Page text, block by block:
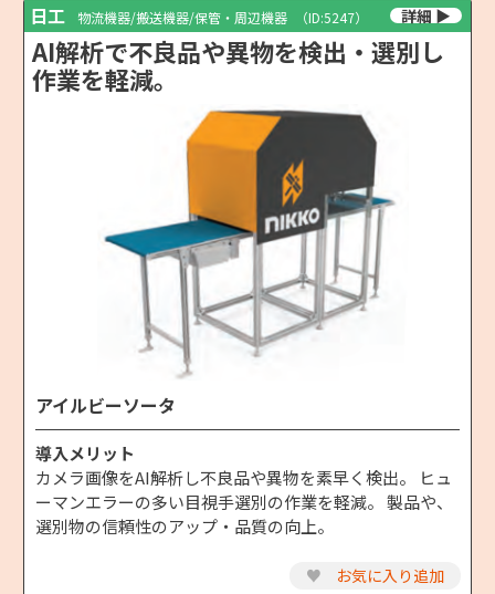
日工 物流機器/搬送機器/保管・周辺機器 （ID:5247）
AI解析で不良品や異物を検出・選別し
作業を軽減。
アイルビーソータ
導入メリット
カメラ画像をAI解析し不良品や異物を素早く検出。 ヒュ
ーマンエラーの多い目視手選別の作業を軽減。 製品や、
選別物の信頼性のアップ・品質の向上。
♥ お気に入り追加